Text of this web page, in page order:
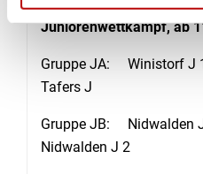
Juniorenwettkampf, ab
Gruppe JA: Winistorf J
Tafers J
Gruppe JB: Nidwalden
Nidwalden J 2